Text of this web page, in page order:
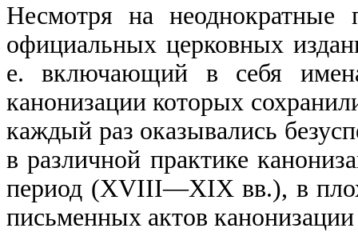
Несмотря на неоднократные
официальных церковных
е. включающий в себя
канонизации которых
каждый раз оказывались
в различной практике
период (XVIII—XIX вв.), в
письменных актов